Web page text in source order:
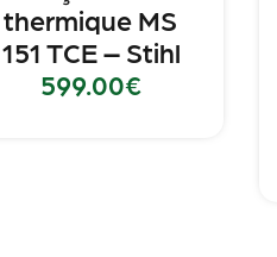
thermique MS
151 TCE – Stihl
599.00€